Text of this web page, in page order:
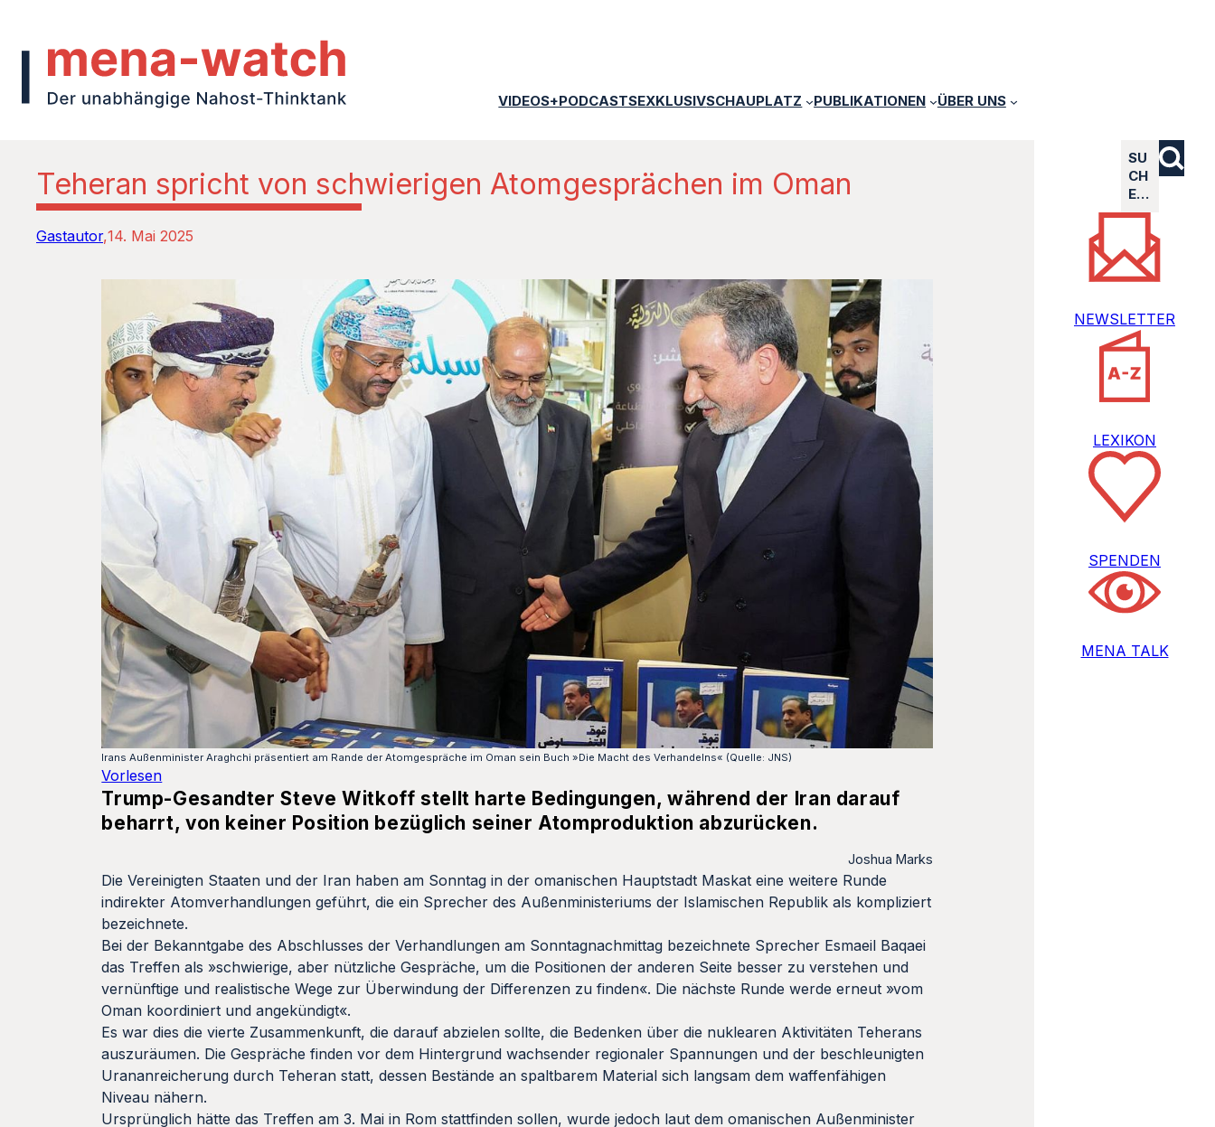
VIDEOS+PODCASTSEXKLUSIVSCHAUPLATZ PUBLIKATIONEN ÜBER UNS
Teheran spricht von schwierigen Atomgesprächen im Oman
Gastautor 14. Mai 2025
Irans Außenminister Araghchi präsentiert am Rande der Atomgespräche im Oman sein Buch »Die Macht des Verhandelns« (Quelle: JNS)
Vorlesen
Trump-Gesandter Steve Witkoff stellt harte Bedingungen, während der Iran darauf
beharrt, von keiner Position bezüglich seiner Atomproduktion abzurücken.
Joshua Marks
Die Vereinigten Staaten und der Iran haben am Sonntag in der omanischen Hauptstadt Maskat eine weitere Runde
indirekter Atomverhandlungen geführt, die ein Sprecher des Außenministeriums der Islamischen Republik als kompliziert
bezeichnete.
Bei der Bekanntgabe des Abschlusses der Verhandlungen am Sonntagnachmittag bezeichnete Sprecher Esmaeil Baqaei
das Treffen als »schwierige, aber nützliche Gespräche, um die Positionen der anderen Seite besser zu verstehen und
vernünftige und realistische Wege zur Überwindung der Differenzen zu finden«. Die nächste Runde werde erneut »vom
Oman koordiniert und angekündigt«.
Es war dies die vierte Zusammenkunft, die darauf abzielen sollte, die Bedenken über die nuklearen Aktivitäten Teherans
auszuräumen. Die Gespräche finden vor dem Hintergrund wachsender regionaler Spannungen und der beschleunigten
Urananreicherung durch Teheran statt, dessen Bestände an spaltbarem Material sich langsam dem waffenfähigen
Niveau nähern.
Ursprünglich hätte das Treffen am 3. Mai in Rom stattfinden sollen, wurde jedoch laut dem omanischen Außenminister
SU
CH
E…
NEWSLETTER
LEXIKON
SPENDEN
MENA TALK